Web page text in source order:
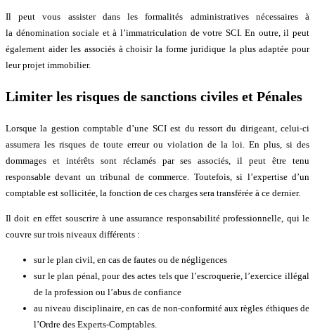
Il peut vous assister dans les formalités administratives nécessaires à
la dénomination sociale et à l’immatriculation de votre SCI. En outre, il peut
également aider les associés à choisir la forme juridique la plus adaptée pour
leur projet immobilier.
Limiter les risques de sanctions civiles et Pénales
Lorsque la gestion comptable d’une SCI est du ressort du dirigeant, celui-ci
assumera les risques de toute erreur ou violation de la loi. En plus, si des
dommages et intérêts sont réclamés par ses associés, il peut être tenu
responsable devant un tribunal de commerce. Toutefois, si l’expertise d’un
comptable est sollicitée, la fonction de ces charges sera transférée à ce dernier.
Il doit en effet souscrire à une assurance responsabilité professionnelle, qui le
couvre sur trois niveaux différents :
sur le plan civil, en cas de fautes ou de négligences
sur le plan pénal, pour des actes tels que l’escroquerie, l’exercice illégal
de la profession ou l’abus de confiance
au niveau disciplinaire, en cas de non-conformité aux règles éthiques de
l’Ordre des Experts-Comptables.